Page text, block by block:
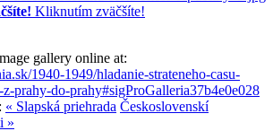
Kliknutím zväčšíte!
gallery online at:
1940-1949/hladanie-strateneho-casu-
prahy-do-prahy#sigProGalleria37b4e0e028
« Slapská priehrada Československí
»